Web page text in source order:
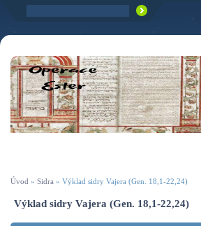
Úvod » Sidra » Výklad sidry Vajera (Gen. 18,1-22,24)
Výklad sidry Vajera (Gen. 18,1-22,24)